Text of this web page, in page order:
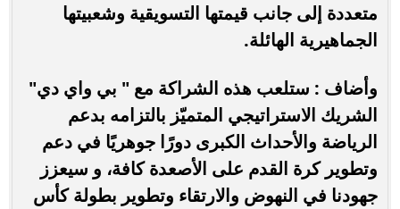
متعددة إلى جانب قيمتها التسويقية وشعبيتها
الجماهيرية الهائلة.
وأضاف : ستلعب هذه الشراكة مع " بي واي دي"
الشريك الاستراتيجي المتميّز بالتزامه بدعم
الرياضة والأحداث الكبرى دورًا جوهريًا في دعم
وتطوير كرة القدم على الأصعدة كافة، و سيعزز
جهودنا في النهوض والارتقاء وتطوير بطولة كأس